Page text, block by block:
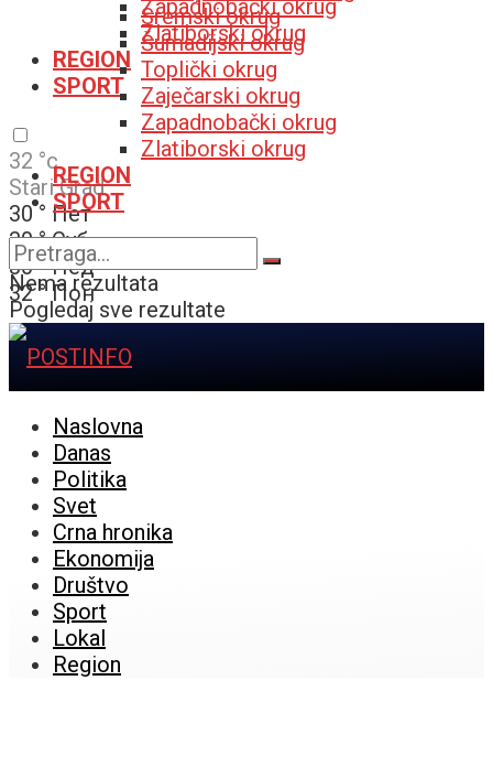
Zapadnobački okrug
Zlatiborski okrug
REGION
SPORT
32 °c
Stari Grad
30 ° Пет
30 ° Суб
30 ° Нед
32 ° Пон
Sremski okrug
Šumadijski okrug
Toplički okrug
Zaječarski okrug
Zapadnobački okrug
Zlatiborski okrug
REGION
SPORT
Nema rezultata
Pogledaj sve rezultate
Naslovna
Danas
Politika
Svet
Crna hronika
Ekonomija
Društvo
Sport
Lokal
Region